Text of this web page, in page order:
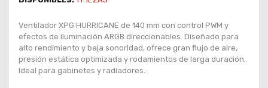
Ventilador XPG HURRICANE de 140 mm con control PWM y
efectos de iluminación ARGB direccionables. Diseñado para
alto rendimiento y baja sonoridad, ofrece gran flujo de aire,
presión estática optimizada y rodamientos de larga duración.
Ideal para gabinetes y radiadores.